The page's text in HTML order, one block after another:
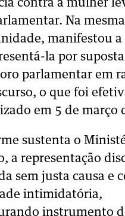
contra a mulher
Na mesma
manifestou a
la por
parlamentar em
o que foi
em 5 de março
sustenta o
a representação
sem justa causa e
intimidatória,
instrumento